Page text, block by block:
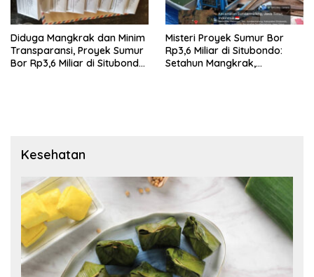
Diduga Mangkrak dan Minim
Transparansi, Proyek Sumur
Bor Rp3,6 Miliar di Situbondo
Misteri Proyek Sumur Bor
Rp3,6 Miliar di Situbondo:
Setahun Mangkrak,
Kesehatan